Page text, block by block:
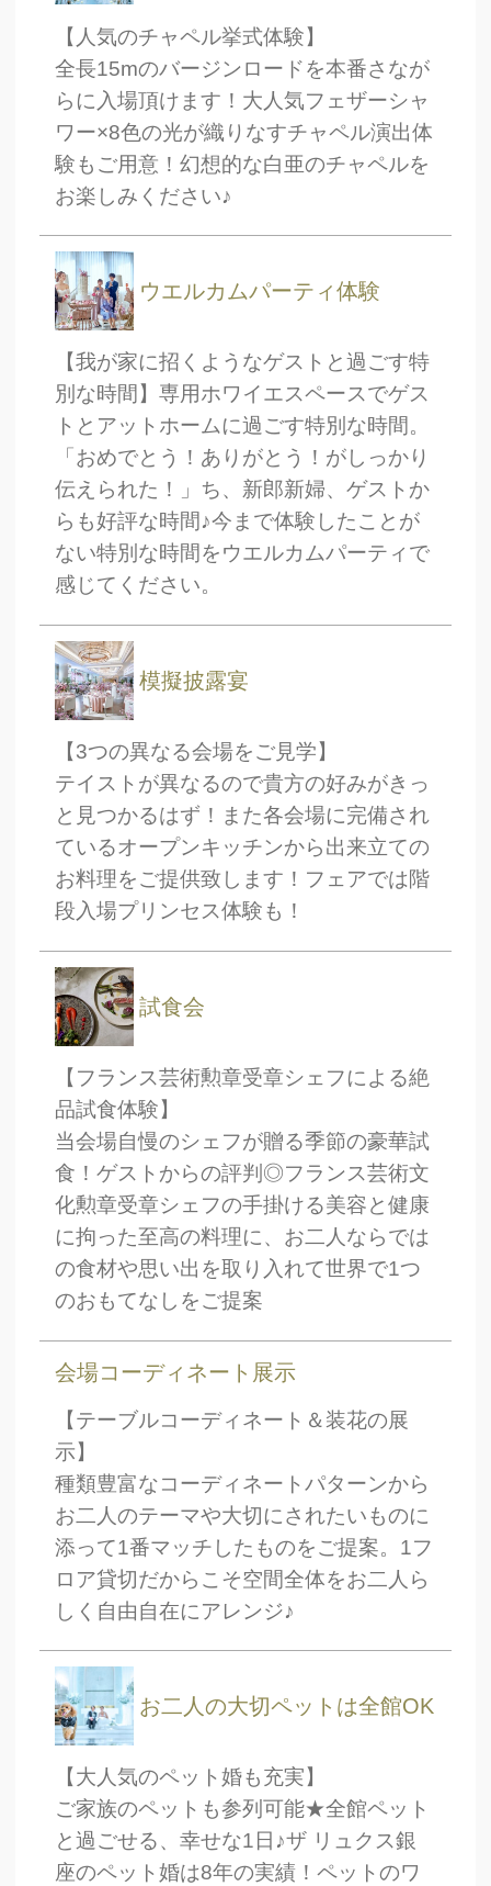
【人気のチャペル挙式体験】
全長15mのバージンロードを本番さなが
らに入場頂けます！大人気フェザーシャ
ワー×8色の光が織りなすチャペル演出体
験もご用意！幻想的な白亜のチャペルを
お楽しみください♪
ウエルカムパーティ体験
【我が家に招くようなゲストと過ごす特
別な時間】専用ホワイエスペースでゲス
トとアットホームに過ごす特別な時間。
「おめでとう！ありがとう！がしっかり
伝えられた！」ち、新郎新婦、ゲストか
らも好評な時間♪今まで体験したことが
ない特別な時間をウエルカムパーティで
感じてください。
模擬披露宴
【3つの異なる会場をご見学】
テイストが異なるので貴方の好みがきっ
と見つかるはず！また各会場に完備され
ているオープンキッチンから出来立ての
お料理をご提供致します！フェアでは階
段入場プリンセス体験も！
試食会
【フランス芸術勲章受章シェフによる絶
品試食体験】
当会場自慢のシェフが贈る季節の豪華試
食！ゲストからの評判◎フランス芸術文
化勲章受章シェフの手掛ける美容と健康
に拘った至高の料理に、お二人ならでは
の食材や思い出を取り入れて世界で1つ
のおもてなしをご提案
会場コーディネート展示
【テーブルコーディネート＆装花の展
示】
種類豊富なコーディネートパターンから
お二人のテーマや大切にされたいものに
添って1番マッチしたものをご提案。1フ
ロア貸切だからこそ空間全体をお二人ら
しく自由自在にアレンジ♪
お二人の大切ペットは全館OK
【大人気のペット婚も充実】
ご家族のペットも参列可能★全館ペット
と過ごせる、幸せな1日♪ザ リュクス銀
座のペット婚は8年の実績！ペットのワ
ブライダルフェア
■■■タイトル■■■
■■■日付■■■
予約画面に進む
TEL.0120-117-548